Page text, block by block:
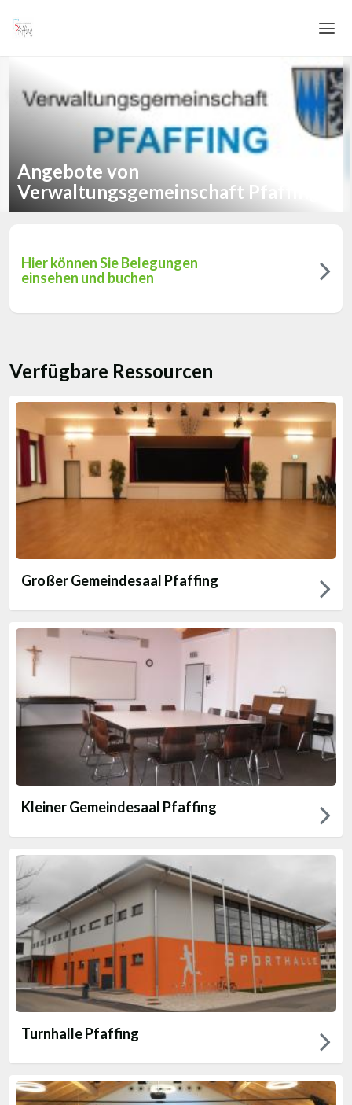
Login
Hilfe & Info
Angebote von
Verwaltungsgemeinschaft Pfaffing
Hier können Sie Belegungen
einsehen und buchen
Verfügbare Ressourcen
Großer Gemeindesaal Pfaffing
Kleiner Gemeindesaal Pfaffing
Turnhalle Pfaffing